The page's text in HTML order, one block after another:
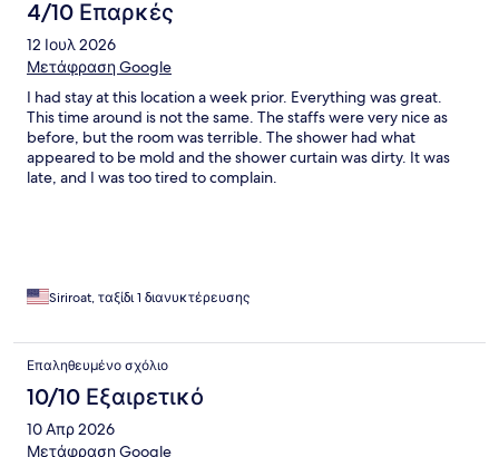
4/10 Επαρκές
12 Ιουλ 2026
Μετάφραση Google
I had stay at this location a week prior. Everything was great.
This time around is not the same. The staffs were very nice as
before, but the room was terrible. The shower had what
appeared to be mold and the shower curtain was dirty. It was
late, and I was too tired to complain.
Siriroat, ταξίδι 1 διανυκτέρευσης
Επαληθευμένο σχόλιο
10/10 Εξαιρετικό
10 Απρ 2026
Μετάφραση Google